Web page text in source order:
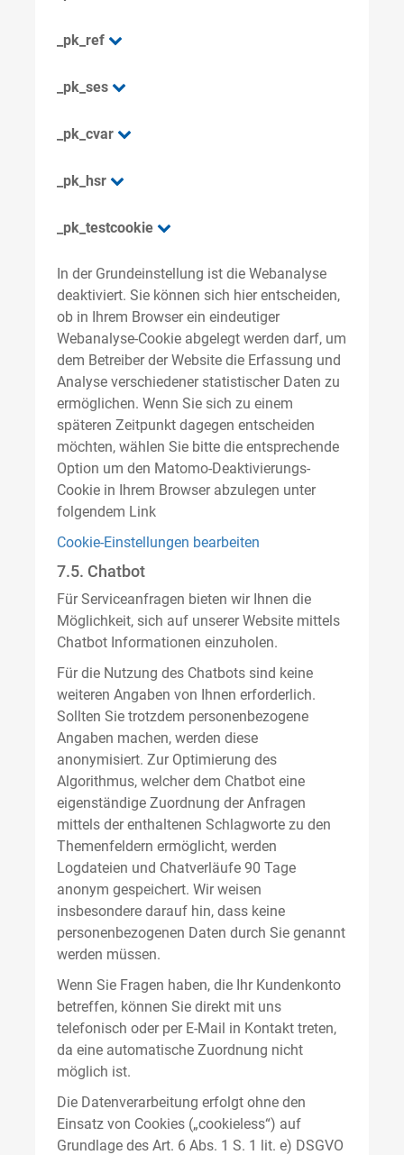
_pk_ref
_pk_ses
_pk_cvar
_pk_hsr
_pk_testcookie
In der Grundeinstellung ist die Webanalyse
deaktiviert. Sie können sich hier entscheiden,
ob in Ihrem Browser ein eindeutiger
Webanalyse-Cookie abgelegt werden darf, um
dem Betreiber der Website die Erfassung und
Analyse verschiedener statistischer Daten zu
ermöglichen. Wenn Sie sich zu einem
späteren Zeitpunkt dagegen entscheiden
möchten, wählen Sie bitte die entsprechende
Option um den Matomo-Deaktivierungs-
Cookie in Ihrem Browser abzulegen unter
folgendem Link
Cookie-Einstellungen bearbeiten
7.5. Chatbot
Für Serviceanfragen bieten wir Ihnen die
Möglichkeit, sich auf unserer Website mittels
Chatbot Informationen einzuholen.
Für die Nutzung des Chatbots sind keine
weiteren Angaben von Ihnen erforderlich.
Sollten Sie trotzdem personenbezogene
Angaben machen, werden diese
anonymisiert. Zur Optimierung des
Algorithmus, welcher dem Chatbot eine
eigenständige Zuordnung der Anfragen
mittels der enthaltenen Schlagworte zu den
Themenfeldern ermöglicht, werden
Logdateien und Chatverläufe 90 Tage
anonym gespeichert. Wir weisen
insbesondere darauf hin, dass keine
personenbezogenen Daten durch Sie genannt
werden müssen.
Wenn Sie Fragen haben, die Ihr Kundenkonto
betreffen, können Sie direkt mit uns
telefonisch oder per E-Mail in Kontakt treten,
da eine automatische Zuordnung nicht
möglich ist.
Die Datenverarbeitung erfolgt ohne den
Einsatz von Cookies („cookieless“) auf
Grundlage des Art. 6 Abs. 1 S. 1 lit. e) DSGVO